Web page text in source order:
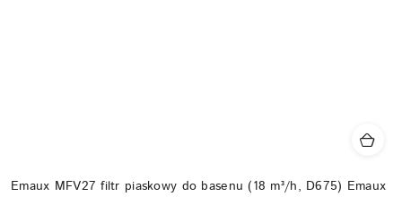
Emaux MFV27 filtr piaskowy do basenu (18 m³/h, D675) Emaux